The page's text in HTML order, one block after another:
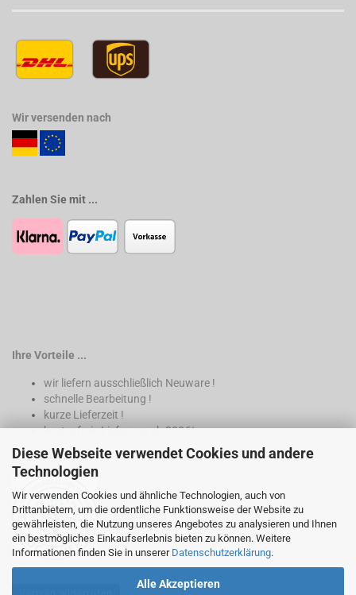
Diese Webseite verwendet Cookies und andere
Technologien
Wir verwenden Cookies und ähnliche Technologien, auch von
Drittanbietern, um die ordentliche Funktionsweise der Website zu
gewährleisten, die Nutzung unseres Angebotes zu analysieren und Ihnen
ein bestmögliches Einkaufserlebnis bieten zu können. Weitere
Informationen finden Sie in unserer Datenschutzerklärung.
Alle Akzeptieren
Wir versenden nach
Zahlen Sie mit ...
Ihre Vorteile ...
wir liefern ausschließlich Neuware !
schnelle Bearbeitung !
kurze Lieferzeit !
kostenfreie Lieferung ab 200€*
* nur innerhalb Deutschland